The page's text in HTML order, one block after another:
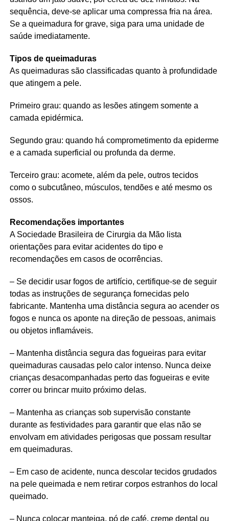
sequência, deve-se aplicar uma compressa fria na área.
Se a queimadura for grave, siga para uma unidade de
saúde imediatamente.
Tipos de queimaduras
As queimaduras são classificadas quanto à profundidade
que atingem a pele.
Primeiro grau: quando as lesões atingem somente a
camada epidérmica.
Segundo grau: quando há comprometimento da epiderme
e a camada superficial ou profunda da derme.
Terceiro grau: acomete, além da pele, outros tecidos
como o subcutâneo, músculos, tendões e até mesmo os
ossos.
Recomendações importantes
A Sociedade Brasileira de Cirurgia da Mão lista
orientações para evitar acidentes do tipo e
recomendações em casos de ocorrências.
– Se decidir usar fogos de artifício, certifique-se de seguir
todas as instruções de segurança fornecidas pelo
fabricante. Mantenha uma distância segura ao acender os
fogos e nunca os aponte na direção de pessoas, animais
ou objetos inflamáveis.
– Mantenha distância segura das fogueiras para evitar
queimaduras causadas pelo calor intenso. Nunca deixe
crianças desacompanhadas perto das fogueiras e evite
correr ou brincar muito próximo delas.
– Mantenha as crianças sob supervisão constante
durante as festividades para garantir que elas não se
envolvam em atividades perigosas que possam resultar
em queimaduras.
– Em caso de acidente, nunca descolar tecidos grudados
na pele queimada e nem retirar corpos estranhos do local
queimado.
– Nunca colocar manteiga, pó de café, creme dental ou